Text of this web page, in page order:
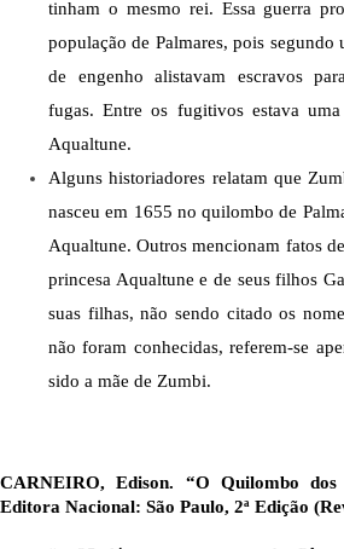
tinham o mesmo rei. Essa guerra
população de Palmares, pois segundo
de engenho alistavam escravos
fugas. Entre os fugitivos estava
Aqualtune.
Alguns historiadores relatam que
nasceu em 1655 no quilombo de
Aqualtune. Outros mencionam fatos
princesa Aqualtune e de seus filhos
suas filhas, não sendo citado os
não foram conhecidas, referem-se
sido a mãe de Zumbi.
CARNEIRO, Edison. “O Quilombo dos
Editora Nacional: São Paulo, 2ª Edição